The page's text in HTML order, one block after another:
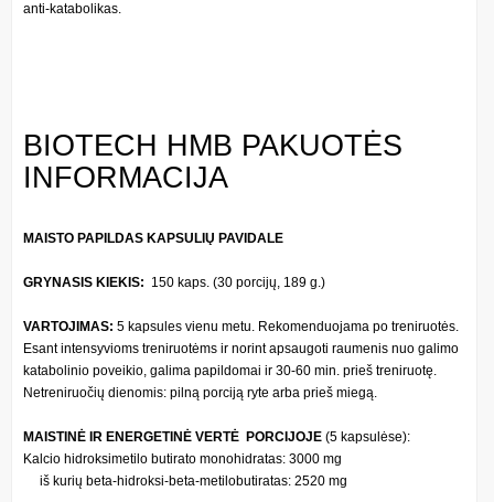
anti-katabolikas.
BIOTECH HMB PAKUOTĖS
INFORMACIJA
MAISTO PAPILDAS KAPSULIŲ PAVIDALE
GRYNASIS KIEKIS: 150 kaps. (30 porcijų, 189 g.)
VARTOJIMAS: 5 kapsules vienu metu. Rekomenduojama po treniruotės.
Esant intensyvioms treniruotėms ir norint apsaugoti raumenis nuo galimo
katabolinio poveikio, galima papildomai ir 30-60 min. prieš treniruotę.
Netreniruočių dienomis: pilną porciją ryte arba prieš miegą.
MAISTINĖ IR ENERGETINĖ VERTĖ PORCIJOJE (5 kapsulėse):
Kalcio hidroksimetilo butirato monohidratas: 3000 mg
iš kurių beta-hidroksi-beta-metilobutiratas: 2520 mg